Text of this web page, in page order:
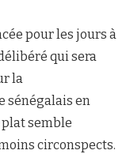
pour les jours à
qui sera
la
sénégalais en
semble
circonspects.